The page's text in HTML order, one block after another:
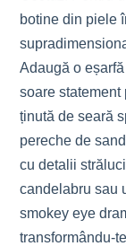
botine din piele
Adaugă o
soare statement
ținută de seară
pereche de
cu detalii
candelabru sau
smokey eye
transformându-